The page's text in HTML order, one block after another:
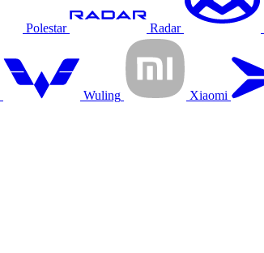
Polestar Radar
Wuling Xiaomi